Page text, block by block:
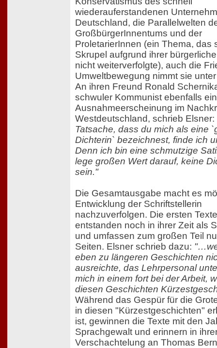
wiederauferstandenen
Deutschland, die Parallelwelten
GroßbürgerInnentums und der
ProletarierInnen (ein Thema, das
Skrupel aufgrund ihrer
nicht weiterverfolgte), auch die
Umweltbewegung nimmt sie
An ihren Freund Ronald
schwuler Kommunist ebenfalls
Ausnahmeerscheinung im
Westdeutschland, schrieb Elsner:
Tatsache, dass du mich als eine
Dichterin` bezeichnest, finde ich
Denn ich bin eine schmutzige
lege großen Wert darauf, keine
sein."
Die Gesamtausgabe macht es
Entwicklung der Schriftstellerin
nachzuverfolgen. Die ersten Texte
entstanden noch in ihrer Zeit als
und umfassen zum großen Teil
Seiten. Elsner schrieb dazu:
eben zu längeren Geschichten
ausreichte, das Lehrpersonal
mich in einem fort bei der Arbeit,
diesen Geschichten
Während das Gespür für die
in diesen "Kürzestgeschichten"
ist, gewinnen die Texte mit den
Sprachgewalt und erinnern in
Verschachtelung an Thomas